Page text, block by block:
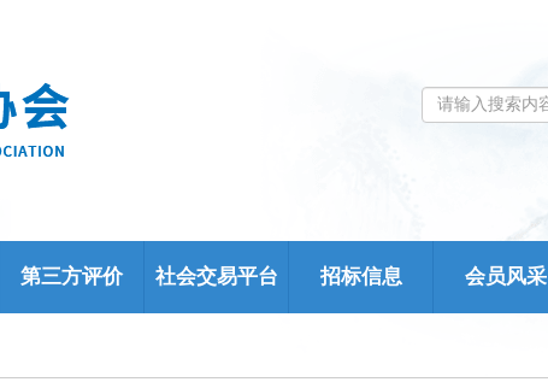
第三方评价 社会交易平台 招标信息 会员风采